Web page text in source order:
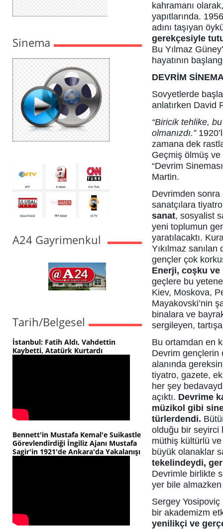
Sinema
A24 Gayrimenkul
Tarih/Belgesel
İstanbul: Fatih Aldı, Vahdettin
Kaybetti, Atatürk Kurtardı
Bennett'in Mustafa Kemal'e Suikastle
Görevlendirdiği İngiliz Ajanı Mustafa
Sagir'in 1921'de Ankara'da Yakalanışı
kahramanı
yapıtlarında.
adını taşıyan
gerekçesiyle
Bu Yılmaz
hayatının
DEVRİM
Sovyetlerde
anlatırken David
“Biricik tehlike,
olmanızdı.”
zamana dek
Geçmiş ölmüş ve
“Devrim
Martin.
Devrimden
sanatçılara
sanat, sosyalist
yeni toplumun
yaratılacaktı.
Yıkılmaz
gençler çok
Enerji, coşku ve
geçlere bu
Kiev, Moskova,
Mayakovski’nin
binalara ve
sergileyen,
Bu ortamdan en
Devrim gençlerin
alanında
tiyatro, gazete,
her şey
açıktı. Devrime
müzikol gibi
türlerdendi.
olduğu bir seyirci
müthiş kültürlü
büyük olanaklar
tekelindeydi,
Devrimle birlikte
yer bile
Sergey
bir akademizm
yenilikçi ve